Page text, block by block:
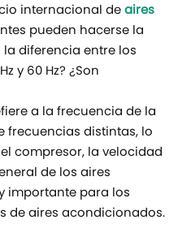
internacional deaires
pueden hacerse la
diferencia entre los
y 60 Hz? ¿Son
a la frecuencia de la
frecuencias distintas, lo
compresor, la velocidad
de los aires
importante para los
de aires acondicionados.